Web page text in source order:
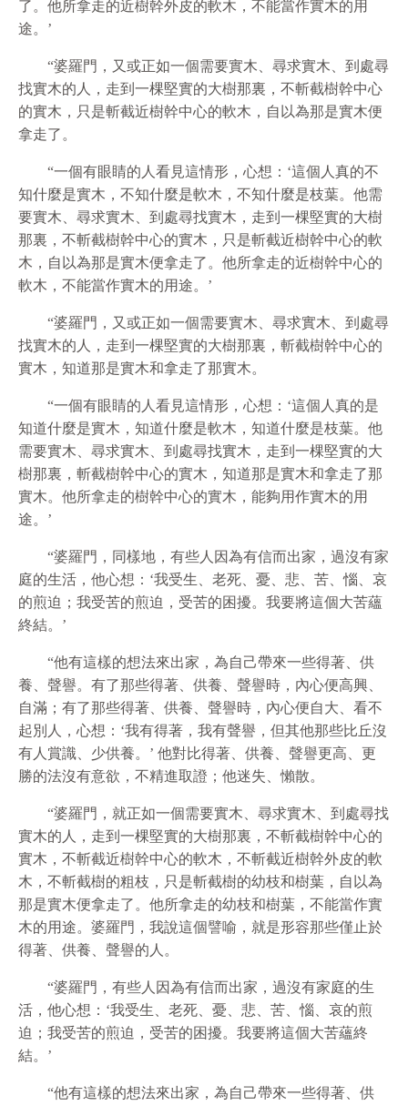
了。他所拿走的近樹幹外皮的軟木，不能當作實木的用
途。’
“婆羅門，又或正如一個需要實木、尋求實木、到處尋
找實木的人，走到一棵堅實的大樹那裏，不斬截樹幹中心
的實木，只是斬截近樹幹中心的軟木，自以為那是實木便
拿走了。
“一個有眼睛的人看見這情形，心想：‘這個人真的不
知什麼是實木，不知什麼是軟木，不知什麼是枝葉。他需
要實木、尋求實木、到處尋找實木，走到一棵堅實的大樹
那裏，不斬截樹幹中心的實木，只是斬截近樹幹中心的軟
木，自以為那是實木便拿走了。他所拿走的近樹幹中心的
軟木，不能當作實木的用途。’
“婆羅門，又或正如一個需要實木、尋求實木、到處尋
找實木的人，走到一棵堅實的大樹那裏，斬截樹幹中心的
實木，知道那是實木和拿走了那實木。
“一個有眼睛的人看見這情形，心想：‘這個人真的是
知道什麼是實木，知道什麼是軟木，知道什麼是枝葉。他
需要實木、尋求實木、到處尋找實木，走到一棵堅實的大
樹那裏，斬截樹幹中心的實木，知道那是實木和拿走了那
實木。他所拿走的樹幹中心的實木，能夠用作實木的用
途。’
“婆羅門，同樣地，有些人因為有信而出家，過沒有家
庭的生活，他心想：‘我受生、老死、憂、悲、苦、惱、哀
的煎迫；我受苦的煎迫，受苦的困擾。我要將這個大苦蘊
終結。’
“他有這樣的想法來出家，為自己帶來一些得著、供
養、聲譽。有了那些得著、供養、聲譽時，內心便高興、
自滿；有了那些得著、供養、聲譽時，內心便自大、看不
起別人，心想：‘我有得著，我有聲譽，但其他那些比丘沒
有人賞識、少供養。’ 他對比得著、供養、聲譽更高、更
勝的法沒有意欲 ，不精進取證；他迷失、懶散。
“婆羅門，就正如一個需要實木、尋求實木、到處尋找
實木的人，走到一棵堅實的大樹那裏，不斬截樹幹中心的
實木，不斬截近樹幹中心的軟木，不斬截近樹幹外皮的軟
木，不斬截樹的粗枝，只是斬截樹的幼枝和樹葉，自以為
那是實木便拿走了。他所拿走的幼枝和樹葉，不能當作實
木的用途。婆羅門，我說這個譬喻，就是形容那些僅止於
得著、供養、聲譽的人。
“婆羅門，有些人因為有信而出家，過沒有家庭的生
活，他心想：‘我受生、老死、憂、悲、苦、惱、哀的煎
迫；我受苦的煎迫，受苦的困擾。我要將這個大苦蘊終
結。’
“他有這樣的想法來出家，為自己帶來一些得著、供